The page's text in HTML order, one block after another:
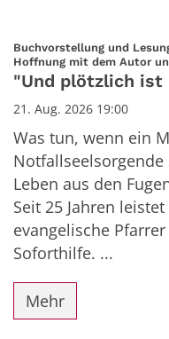
Buchvorstellung und
Hoffnung mit dem Autor
"Und plötzlich ist
21. Aug. 2026 19:00
Was tun, wenn ein
Notfallseelsorgende
Leben aus den
Seit 25 Jahren
evangelische
Soforthilfe. ...
Mehr